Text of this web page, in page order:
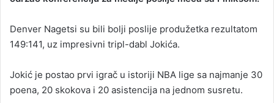
Denver Nagetsi su bili bolji poslije produžetka rezultatom
149:141, uz impresivni tripl-dabl Jokića.
Jokić je postao prvi igrač u istoriji NBA lige sa najmanje 30
poena, 20 skokova i 20 asistencija na jednom susretu.